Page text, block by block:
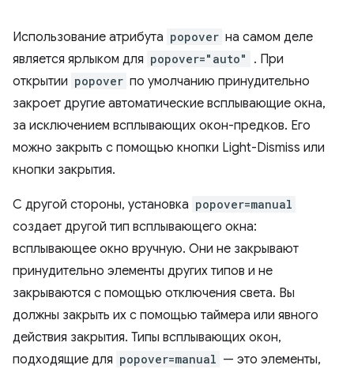
Использование атрибута popover на самом деле
является ярлыком для popover="auto"
. При
открытии popover по умолчанию принудительно
закроет другие автоматические всплывающие окна,
за исключением всплывающих окон-предков. Его
можно закрыть с помощью кнопки Light-Dismiss или
кнопки закрытия.
С другой стороны, установка popover=manual
создает другой тип всплывающего окна:
всплывающее окно вручную. Они не закрывают
принудительно элементы других типов и не
закрываются с помощью отключения света. Вы
должны закрыть их с помощью таймера или явного
действия закрытия. Типы всплывающих окон,
подходящие для popover=manual — это элементы,